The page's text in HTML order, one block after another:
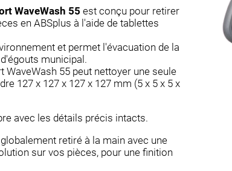
WaveWash 55 est conçu pour retirer
en ABSplus à l'aide de tablettes
et permet l'évacuation de la
municipal.
55 peut nettoyer une seule
127 x 127 x 127 x 127 mm (5 x 5 x 5 x
avec les détails précis intacts.
retiré à la main avec une
sur vos pièces, pour une finition